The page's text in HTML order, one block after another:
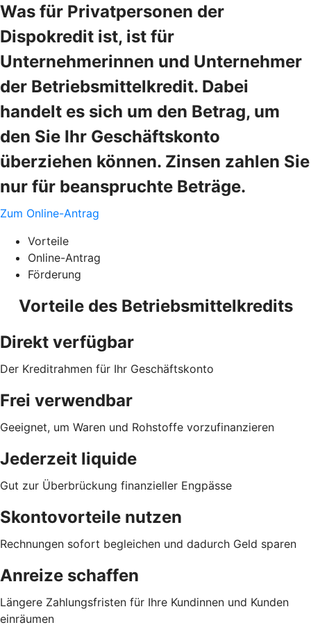
Was für Privatpersonen der
Dispokredit ist, ist für
Unternehmerinnen und Unternehmer
der Betriebsmittelkredit. Dabei
handelt es sich um den Betrag, um
den Sie Ihr Geschäftskonto
überziehen können. Zinsen zahlen Sie
nur für beanspruchte Beträge.
Zum Online-Antrag
Vorteile
Online-Antrag
Förderung
Vorteile des Betriebsmittelkredits
Direkt verfügbar
Der Kreditrahmen für Ihr Geschäftskonto
Frei verwendbar
Geeignet, um Waren und Rohstoffe vorzufinanzieren
Jederzeit liquide
Gut zur Überbrückung finanzieller Engpässe
Skontovorteile nutzen
Rechnungen sofort begleichen und dadurch Geld sparen
Anreize schaffen
Längere Zahlungsfristen für Ihre Kundinnen und Kunden
einräumen